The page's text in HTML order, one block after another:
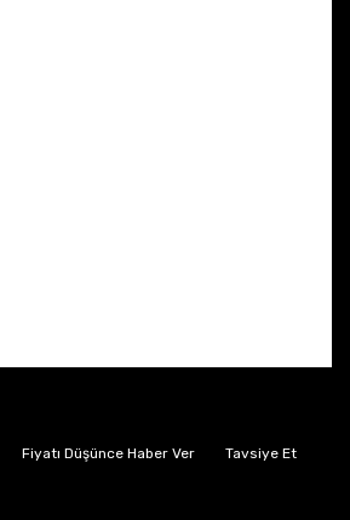
Fiyatı Düşünce Haber Ver Tavsiye Et